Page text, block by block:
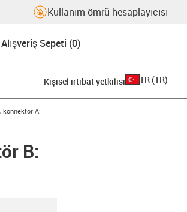
Kullanım ömrü hesaplayıcısı
Alışveriş Sepeti (0)
Kişisel irtibat yetkilisi TR (TR)
konnektör A:
B: